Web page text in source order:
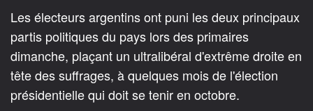
Les électeurs argentins ont puni les deux principaux
partis politiques du pays lors des primaires
dimanche, plaçant un ultralibéral d'extrême droite en
tête des suffrages, à quelques mois de l'élection
présidentielle qui doit se tenir en octobre.